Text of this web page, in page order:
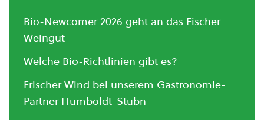
Bio-Newcomer 2026 geht an das Fischer
Weingut
Welche Bio-Richtlinien gibt es?
Frischer Wind bei unserem Gastronomie-
Partner Humboldt-Stubn